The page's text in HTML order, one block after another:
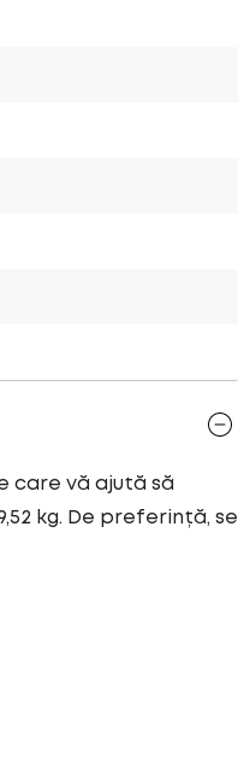
care vă ajută să
kg. De preferință, se